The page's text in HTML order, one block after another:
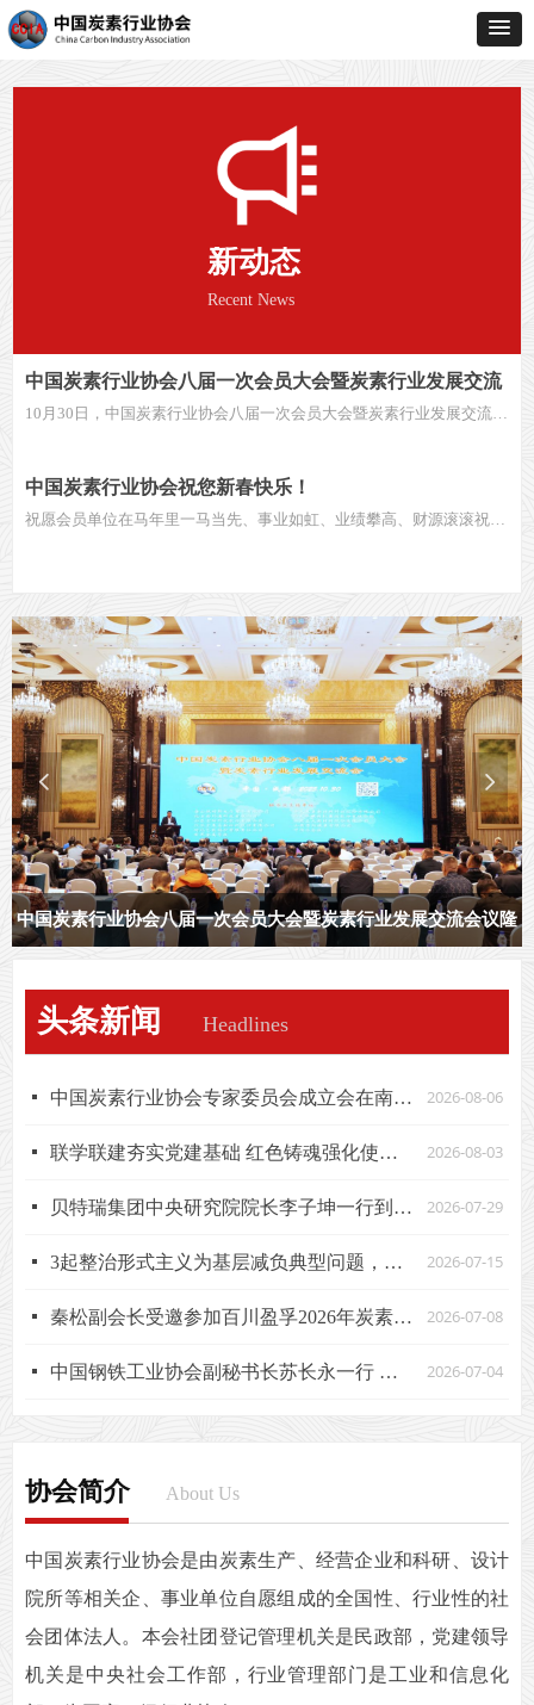
协会简介 About Us
中国炭素行业协会是由炭素生产、经营企业和科研、设计
院所等相关企、事业单位自愿组成的全国性、行业性的社
会团体法人。本会社团登记管理机关是民政部，党建领导
机关是中央社会工作部，行业管理部门是工业和信息化
中国炭素行业协会八届一次会员大会暨炭素行业发展交流会议隆
넳 넲
头条新闻 Headlines
2026-08-06
넷 中国炭素行业协会专家委员会成立会在南通召开
2026-08-03
넷 联学联建夯实党建基础 红色铸魂强化使命担当——中国炭素行业协会党支部与河北顺天电极有限公司党委联合开展主题党日活动
2026-07-29
넷 贝特瑞集团中央研究院院长李子坤一行到访中国炭素行业协会交流座谈
2026-07-15
넷 3起整治形式主义为基层减负典型问题，公开通报！
2026-07-08
넷 秦松副会长受邀参加百川盈孚2026年炭素产业链市场研讨会暨客户见面会并做大会发言
2026-07-04
넷 中国钢铁工业协会副秘书长苏长永一行 莅临中国炭素行业协会交流指导
新动态
Recent News
中国炭素行业协会八届一次会员大会暨炭素行业发展交流
会议隆重召开
10月30日，中国炭素行业协会八届一次会员大会暨炭素行业发展交流会
关于炭素工业提质升级、建设现代化产业体系的部署为指导，分析新形
势新挑战，凝聚共识，推动行业高质量发展。大会汇聚政府部门、炭素
企业、行业上下游产业链企业、科研机构、大专院校及相关领域600余
中国炭素行业协会祝您新春快乐！
祝愿会员单位在马年里一马当先、事业如虹、业绩攀高、财源滚滚祝愿